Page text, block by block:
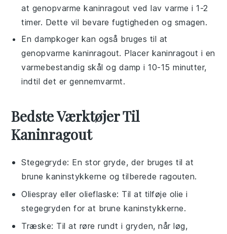
at genopvarmekaninragout ved lav varme i 1-2
timer. Dette vil bevare fugtigheden og smagen.
En dampkoger kan også bruges til at
genopvarme kaninragout. Placer kaninragout i en
varmebestandig skål og damp i 10-15 minutter,
indtil det er gennemvarmt.
Bedste Værktøjer Til
Kaninragout
Stegegryde: En stor gryde, der bruges til at
brune kaninstykkerne og tilberede ragouten.
Oliespray eller olieflaske: Til at tilføje olie i
stegegryden for at brune kaninstykkerne.
Træske: Til at røre rundt i gryden, når løg,